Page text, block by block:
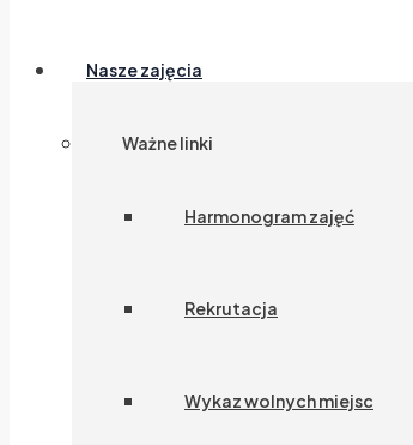
Nasze zajęcia
Ważne linki
Harmonogram zajęć
Rekrutacja
Wykaz wolnych miejsc